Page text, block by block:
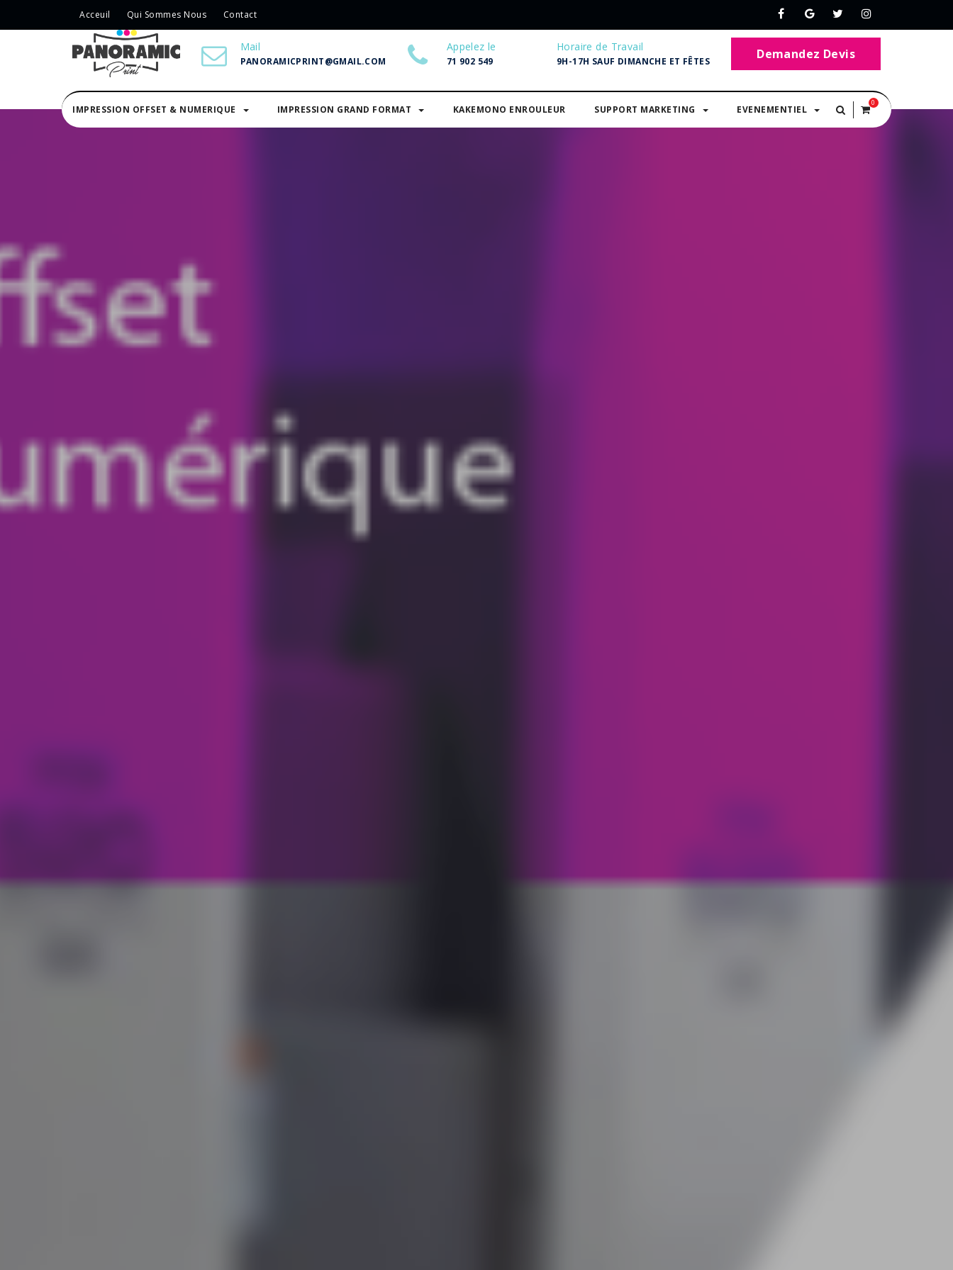
Acceuil Qui Sommes Nous Contact
Mail
PANORAMICPRINT@GMAIL.COM
Appelez le
71 902 549
Horaire de Travail
9H-17H SAUF DIMANCHE ET FÊTES Demandez Devis
IMPRESSION OFFSET & NUMERIQUE IMPRESSION GRAND FORMAT KAKEMONO ENROULEUR SUPPORT MARKETING EVENEMENTIEL
0